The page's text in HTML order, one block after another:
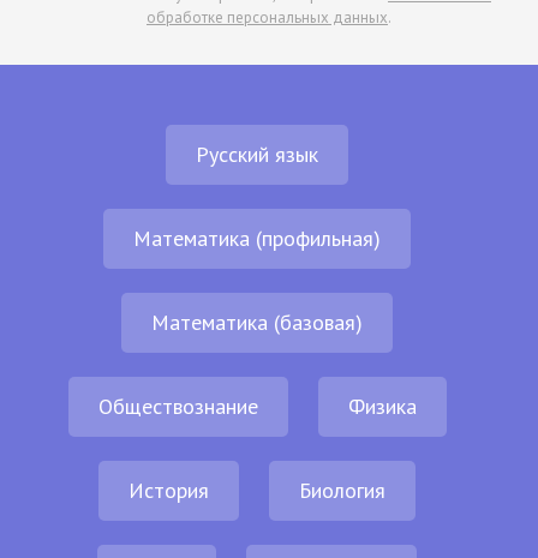
обработке персональных данных.
Русский язык
Математика (профильная)
Математика (базовая)
Обществознание Физика
История Биология